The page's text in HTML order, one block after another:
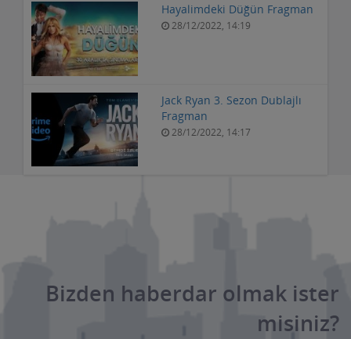
Hayalimdeki Düğün Fragman
28/12/2022, 14:19
Jack Ryan 3. Sezon Dublajlı
Fragman
28/12/2022, 14:17
Bizden haberdar olmak ister
misiniz?